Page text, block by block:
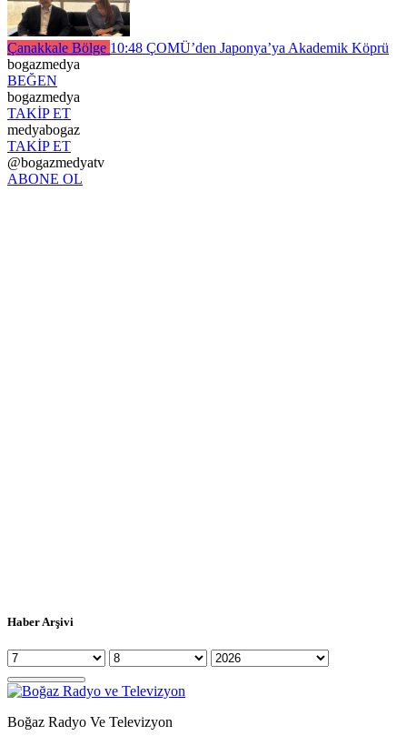
Çanakkale Bölge 10:48 ÇOMÜ’den Japonya’ya Akademik Köprü
bogazmedya
BEĞEN
bogazmedya
TAKİP ET
medyabogaz
TAKİP ET
@bogazmedyatv
ABONE OL
Haber Arşivi
Boğaz Radyo Ve Televizyon